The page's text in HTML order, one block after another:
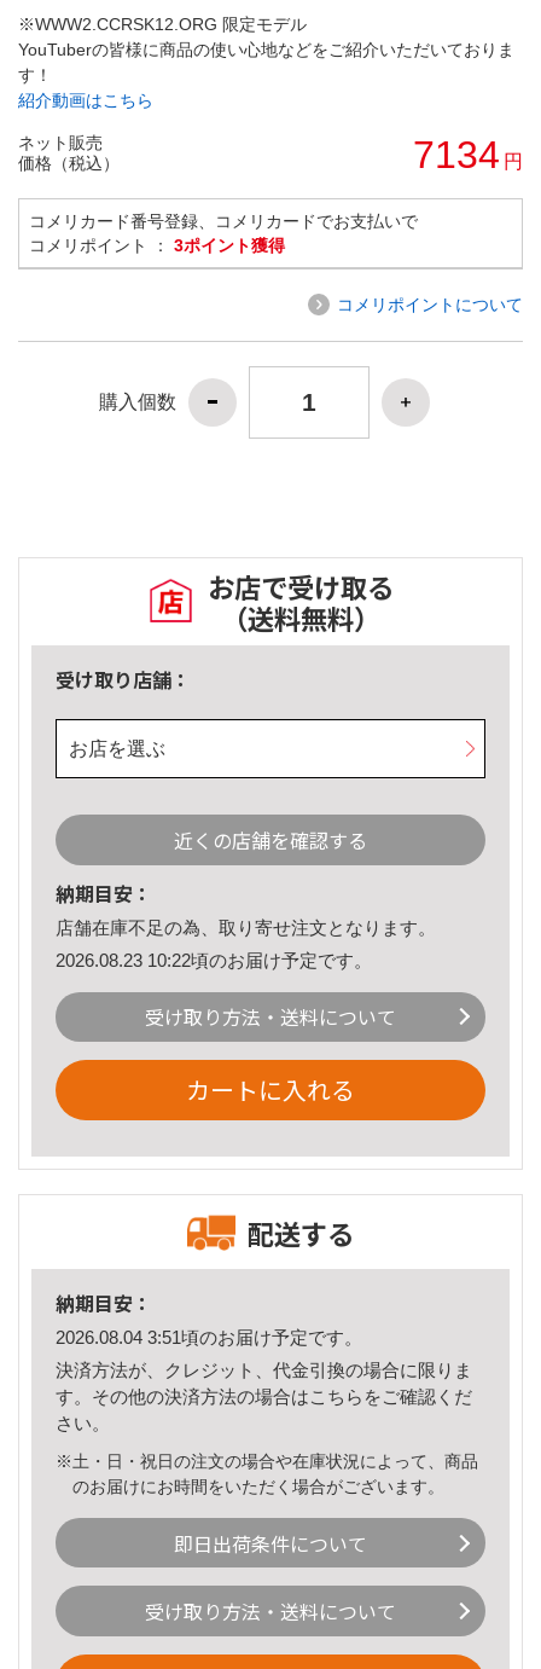
※WWW2.CCRSK12.ORG 限定モデル
YouTuberの皆様に商品の使い心地などをご紹介いただいておりま
す！
紹介動画はこちら
ネット販売
価格（税込）
7134 円
コメリカード番号登録、コメリカードでお支払いで
コメリポイント ： 3ポイント獲得
コメリポイントについて
購入個数
お店で受け取る
（送料無料）
受け取り店舗：
お店を選ぶ
近くの店舗を確認する
納期目安：
店舗在庫不足の為、取り寄せ注文となります。
2026.08.23 10:22頃のお届け予定です。
受け取り方法・送料について
カートに入れる
配送する
納期目安：
2026.08.04 3:51頃のお届け予定です。
決済方法が、クレジット、代金引換の場合に限りま
す。その他の決済方法の場合はこちら をご確認くだ
さい。
※土・日・祝日の注文の場合や在庫状況によって、商品
のお届けにお時間をいただく場合がございます。
即日出荷条件について
受け取り方法・送料について